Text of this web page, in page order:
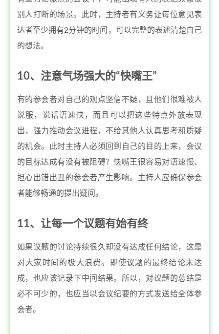
别人打断的场景。此时，主持者有义务让每位意见表
达者至少拥有2分钟的时间，可以完整的表述清楚自己
的想法。
10、注意气场强大的“快嘴王”
有的参会者对自己的观点坚信不疑，且他们很难被人
说服，说话语速快，而且可以把这些特点外放表现
出，强力推动会议进程，不给其他人认真思考和质疑
的机会。此时主持人必须回到自己的目的上来，会议
的目标达成有没有被阻碍？快嘴王很容易对语速慢、
担心出错出丑的参会者产生影响。主持人应确保参会
者能够畅通的提出疑问。
11、让每一个议题有始有终
如果议题的讨论持续很久却没有达成任何结论，这是
对大家时间的极大浪费。即使议题的最终结论未达
成，也应该记录下中间结果。所以，对议题的总结是
必不可少的，也应当以会议纪要的方式发送给全体参
会者。